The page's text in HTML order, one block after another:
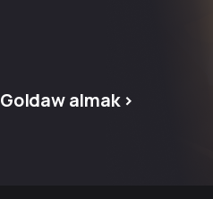
Goldaw almak >